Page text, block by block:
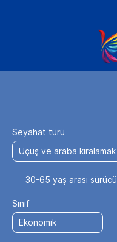
Seyahat türü
30-65 yaş arası sürücü
Sınıf